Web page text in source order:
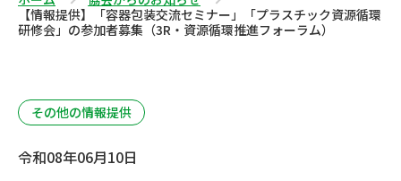
【情報提供】「容器包装交流セミナー」「プラスチック資源循環
研修会」の参加者募集（3R・資源循環推進フォーラム）
その他の情報提供
令和08年06月10日